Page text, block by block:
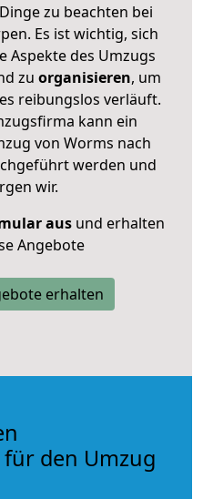
zu beachten bei
Es ist wichtig, sich
Aspekte des Umzugs
zu organisieren, um
reibungslos verläuft.
kann ein
von Worms nach
werden und
wir.
ausund erhalten
Angebote
erhalten
den Umzug